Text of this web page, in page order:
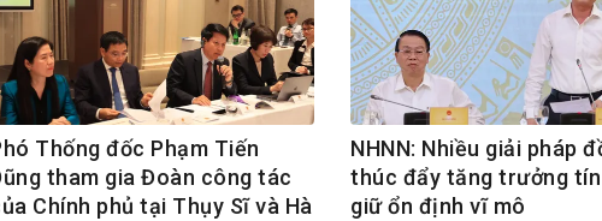
Thống đốc Phạm Tiến
tham gia Đoàn công tác
Chính phủ tại Thụy Sĩ và Hà
NHNN: Nhiều giải pháp
thúc đẩy tăng trưởng
giữ ổn định vĩ mô